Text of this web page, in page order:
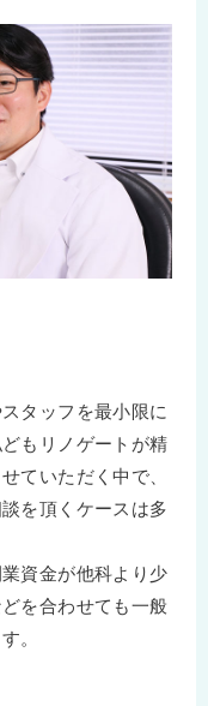
タッフを最小限に
もリノゲートが精
ていただく中で、
を頂くケースは多
資金が他科より少
を合わせても一般
。